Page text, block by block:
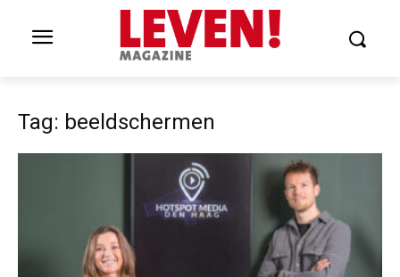
Tag: beeldschermen